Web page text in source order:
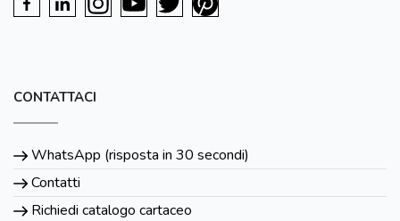
CONTATTACI
WhatsApp (risposta in 30 secondi)
Contatti
Richiedi catalogo cartaceo